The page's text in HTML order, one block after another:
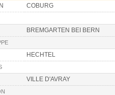
COBURG
BREMGARTEN BEI BERN
HECHTEL
VILLE D'AVRAY